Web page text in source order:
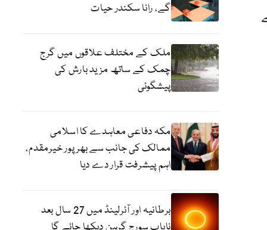
روپے
گے، رانا سکندر حیات
ملک کے مختلف علاقوں میں گرج
چمک کے ساتھ مزید بارش کی
پیشگوئی
مکہ دفاعی معاہدے کا اسلامی
ممالک کی جانب سے بھرپور خیرمقدم،
اہم پیشرفت قرار دے دیا
برطانیہ اور آئرلینڈ میں 27 سال بعد